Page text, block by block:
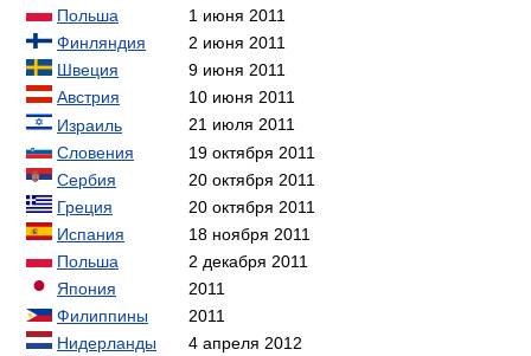
Польша
1 июня 2011
Финляндия
2 июня 2011
Швеция
9 июня 2011
Австрия
10 июня 2011
Израиль
21 июля 2011
Словения
19 октября 2011
Сербия
20 октября 2011
Греция
20 октября 2011
Испания
18 ноября 2011
Польша
2 декабря 2011
Япония
2011
Филиппины
2011
Нидерланды
4 апреля 2012